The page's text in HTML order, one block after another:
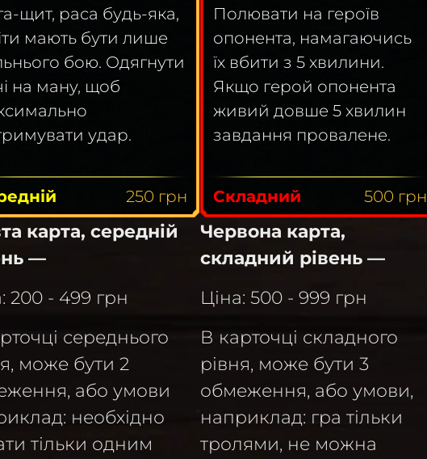
щит, раса будь-яка,
мають бути лише
бою. Одягнути
на ману, щоб
удар.
250 грн
карта, середній
—
200 - 499 грн
середнього
може бути 2
або умови
необхідно
тільки одним
Полювати на героїв
опонента, намагаючись
їх вбити з 5 хвилини.
Якщо герой опонента
живий довше 5 хвилин
завдання провалене.
Складний 500 грн
Червона карта,
складний рівень —
Ціна: 500 - 999 грн
В карточці складного
рівня, може бути 3
обмеження, або умови,
наприклад: гра тільки
тролями, не можна